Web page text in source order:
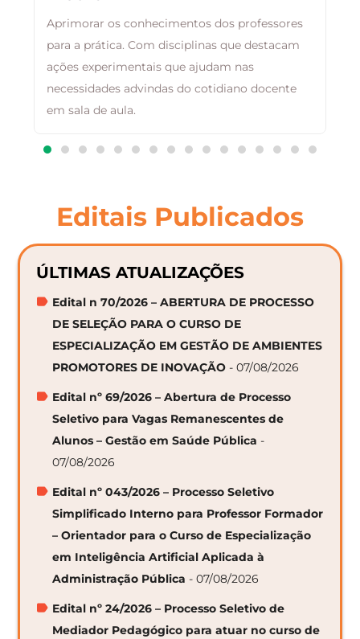
Aprimorar os conhecimentos dos professores
para a prática. Com disciplinas que destacam
ações experimentais que ajudam nas
necessidades advindas do cotidiano docente
em sala de aula.
Editais Publicados
ÚLTIMAS ATUALIZAÇÕES
Edital n 70/2026 – ABERTURA DE PROCESSO
DE SELEÇÃO PARA O CURSO DE
ESPECIALIZAÇÃO EM GESTÃO DE AMBIENTES
PROMOTORES DE INOVAÇÃO - 07/08/2026
Edital nº 69/2026 – Abertura de Processo
Seletivo para Vagas Remanescentes de
Alunos – Gestão em Saúde Pública -
07/08/2026
Edital nº 043/2026 – Processo Seletivo
Simplificado Interno para Professor Formador
– Orientador para o Curso de Especialização
em Inteligência Artificial Aplicada à
Administração Pública - 07/08/2026
Edital nº 24/2026 – Processo Seletivo de
Mediador Pedagógico para atuar no curso de